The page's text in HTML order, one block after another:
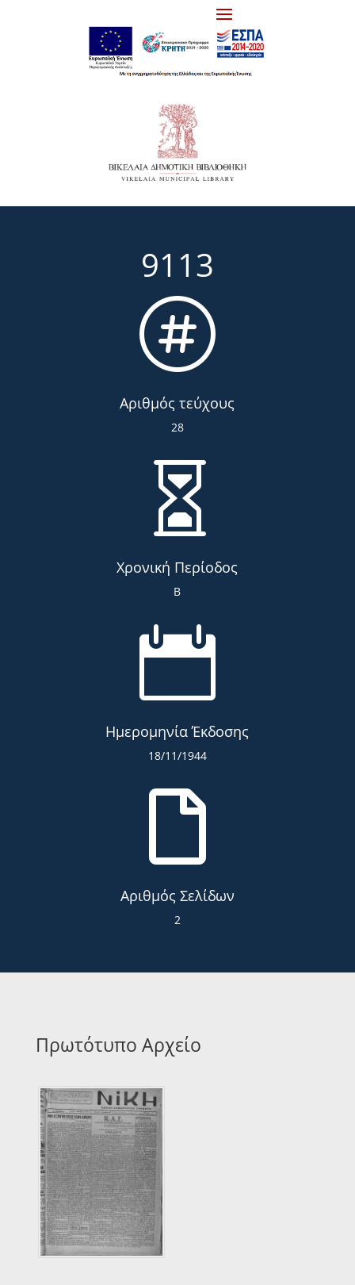
9113

Αριθμός τεύχους
28

Χρονική Περίοδος
Β

Ημερομηνία Έκδοσης
18/11/1944

Αριθμός Σελίδων
2
Πρωτότυπο Αρχείο